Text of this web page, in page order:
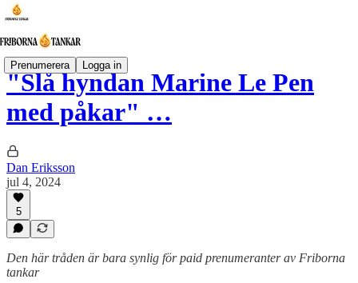
Prenumerera Logga in
"Slå hyndan Marine Le Pen
med påkar" …
Dan Eriksson
jul 4, 2024
5
Den här tråden är bara synlig för paid prenumeranter av Friborna
tankar